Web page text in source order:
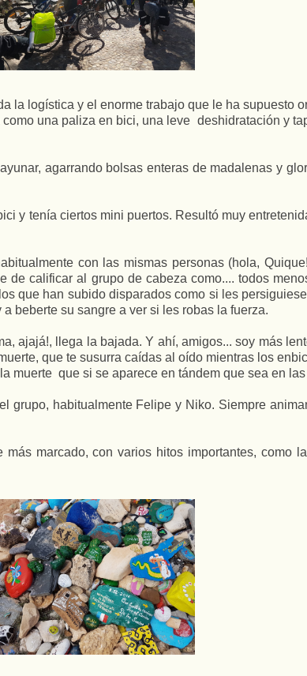
la logística y el enorme trabajo que le ha supuesto
una paliza en bici, una leve deshidratación y
agarrando bolsas enteras de madalenas y
y tenía ciertos mini puertos. Resultó muy
con las mismas personas (hola,
de calificar al grupo de cabeza como.... todos
que han subido disparados como si les
beberte su sangre a ver si les robas la fuerza.
ajajá!, llega la bajada. Y ahí, amigos... soy más
que te susurra caídas al oído mientras los
muerte que si se aparece en tándem que sea en
habitualmente Felipe y Niko. Siempre
marcado, con varios hitos importantes, como